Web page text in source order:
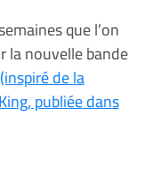
que l’on
la nouvelle bande
de la
publiée dans